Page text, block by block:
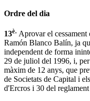
Ordre del dia
13è. Aprovar el cessament
Ramón Blanco Balín, ja
independent de forma
29 de juliol del 1996, i,
màxim de 12 anys, que
de Societats de Capital i
d'Ercros i 30 del